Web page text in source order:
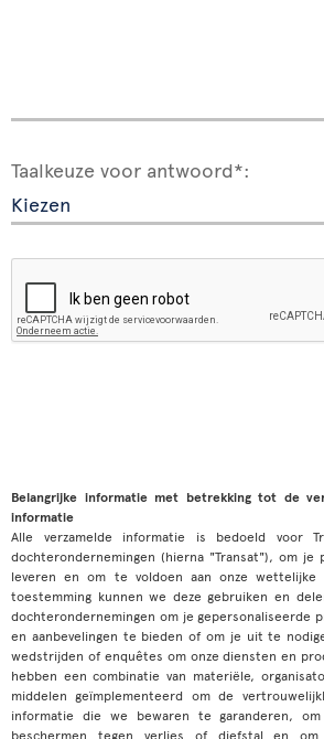
Taalkeuze voor antwoord*:
Belangrijke informatie met betrekking tot de
informatie
Alle verzamelde informatie is bedoeld voor
dochterondernemingen (hierna "Transat"), om
leveren en om te voldoen aan onze wettelijke
toestemming kunnen we deze gebruiken en
dochterondernemingen om je gepersonaliseerde
en aanbevelingen te bieden of om je uit te
wedstrijden of enquêtes om onze diensten en
hebben een combinatie van materiële,
middelen geïmplementeerd om de
informatie die we bewaren te garanderen,
beschermen tegen verlies of diefstal en om